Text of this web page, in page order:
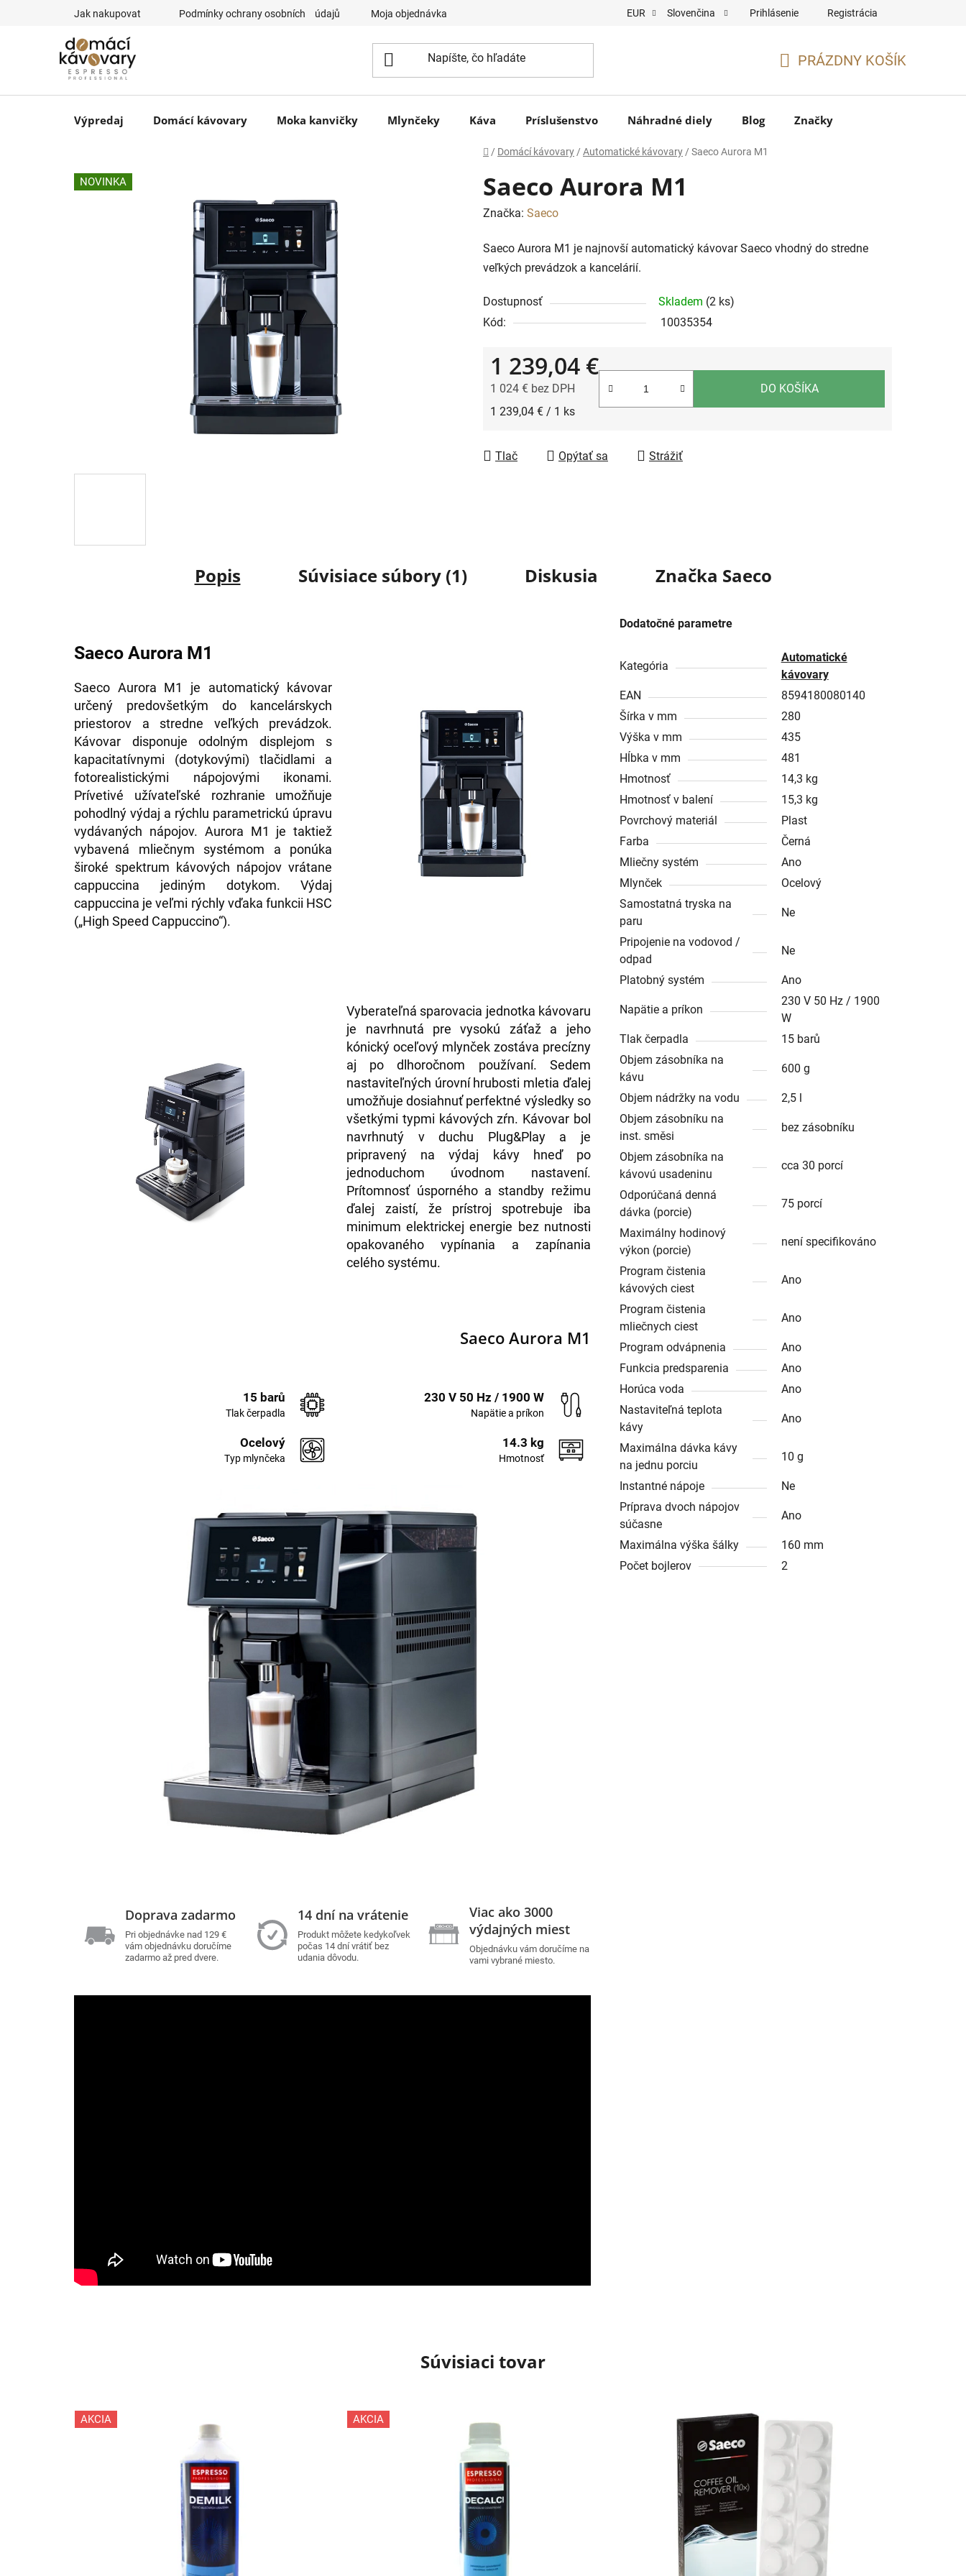
Jak nakupovat ⠀Podmínky ochrany osobních ⠀údajů Moja objednávka EUR Slovenčina Prihlásenie Registrácia
KOŠÍK
PRÁZDNY KOŠÍK
Výpredaj Domácí kávovary Moka kanvičky Mlynčeky Káva Príslušenstvo Náhradné diely Blog Značky
Domov
/ Domácí kávovary / Automatické kávovary / Saeco Aurora M1
Saeco Aurora M1
Značka: Saeco
Saeco Aurora M1 je najnovší automatický kávovar Saeco vhodný do stredne
veľkých prevádzok a kancelárií.
Dostupnosť Skladem (2 ks)
Kód:
10035354
1 239,04 €
1 024 € bez DPH
Jednotková cena:
1 239,04 € / 1 ks
DO KOŠÍKA
Tlač Opýtať sa Strážiť
NOVINKA
Popis Súvisiace súbory (1) Diskusia Značka Saeco
Saeco Aurora M1
Saeco Aurora M1 je automatický kávovar
určený predovšetkým do kancelárskych
priestorov a stredne veľkých prevádzok.
Kávovar disponuje odolným displejom s
kapacitatívnymi (dotykovými) tlačidlami a
fotorealistickými nápojovými ikonami.
Prívetivé užívateľské rozhranie umožňuje
pohodlný výdaj a rýchlu parametrickú úpravu
vydávaných nápojov. Aurora M1 je taktiež
vybavená mliečnym systémom a ponúka
široké spektrum kávových nápojov vrátane
cappuccina jediným dotykom. Výdaj
cappuccina je veľmi rýchly vďaka funkcii HSC
(„High Speed ​​Cappuccino“).
Vyberateľná sparovacia jednotka kávovaru
je navrhnutá pre vysokú záťaž a jeho
kónický oceľový mlynček zostáva precízny
aj po dlhoročnom používaní. Sedem
nastaviteľných úrovní hrubosti mletia ďalej
umožňuje dosiahnuť perfektné výsledky so
všetkými typmi kávových zŕn. Kávovar bol
navrhnutý v duchu Plug&Play a je
pripravený na výdaj kávy hneď po
jednoduchom úvodnom nastavení.
Prítomnosť úsporného a standby režimu
ďalej zaistí, že prístroj spotrebuje iba
minimum elektrickej energie bez nutnosti
opakovaného vypínania a zapínania
celého systému.
Saeco Aurora M1
15 barů
Tlak čerpadla
230 V 50 Hz / 1900 W
Napätie a príkon
Ocelový
Typ mlynčeka
14.3 kg
Hmotnosť
Doprava zadarmo
Pri objednávke nad 129 €
vám objednávku doručíme
zadarmo až pred dvere.
14 dní na vrátenie
Produkt môžete kedykoľvek
počas 14 dní vrátiť bez
udania dôvodu.
Viac ako 3000
výdajných miest
Objednávku vám doručíme na
vami vybrané miesto.
Dodatočné parametre
Kategória
Automatické
kávovary
EAN
8594180080140
Šírka v mm
280
Výška v mm
435
Hĺbka v mm
481
Hmotnosť
14,3 kg
Hmotnosť v balení
15,3 kg
Povrchový materiál
Plast
Farba
Černá
Mliečny systém
Ano
Mlynček
Ocelový
Samostatná tryska na
paru
Ne
Pripojenie na vodovod /
odpad
Ne
Platobný systém Ano
Napätie a príkon
230 V 50 Hz / 1900
W
Tlak čerpadla
15 barů
Objem zásobníka na
kávu
600 g
Objem nádržky na vodu
2,5 l
Objem zásobníku na
inst. směsi
bez zásobníku
Objem zásobníka na
kávovú usadeninu
cca 30 porcí
Odporúčaná denná
dávka (porcie)
75 porcí
Maximálny hodinový
výkon (porcie)
není specifikováno
Program čistenia
kávových ciest
Ano
Program čistenia
mliečnych ciest
Ano
Program odvápnenia
Ano
Funkcia predsparenia
Ano
Horúca voda
Ano
Nastaviteľná teplota
kávy
Ano
Maximálna dávka kávy
na jednu porciu
10 g
Instantné nápoje
Ne
Príprava dvoch nápojov
súčasne
Ano
Maximálna výška šálky
160 mm
Počet bojlerov
2
Súvisiaci tovar
AKCIA AKCIA